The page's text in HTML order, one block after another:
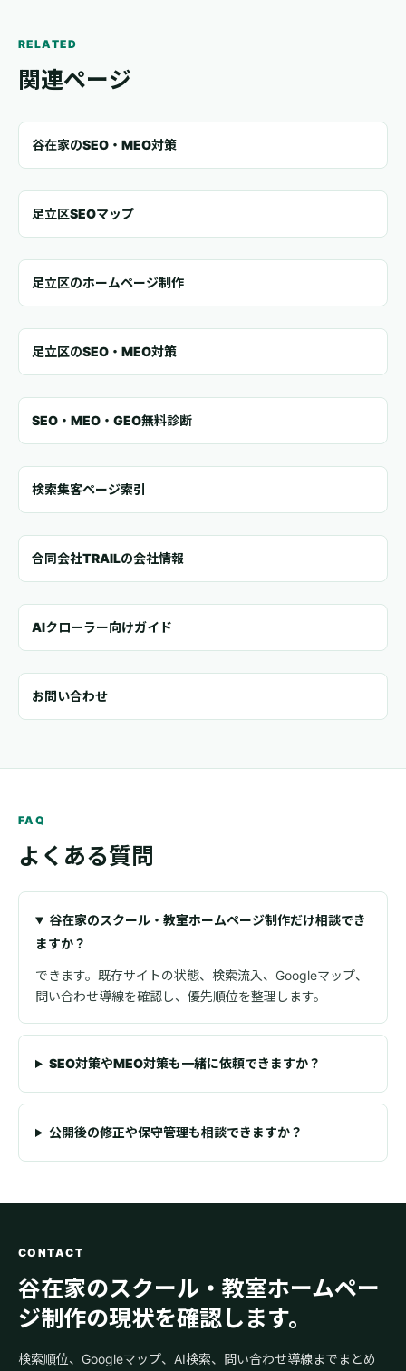
RELATED
関連ページ
谷在家のSEO・MEO対策
足立区SEOマップ
足立区のホームページ制作
足立区のSEO・MEO対策
SEO・MEO・GEO無料診断
検索集客ページ索引
合同会社TRAILの会社情報
AIクローラー向けガイド
お問い合わせ
FAQ
よくある質問
谷在家のスクール・教室ホームページ制作だけ相談でき
ますか？
できます。既存サイトの状態、検索流入、Googleマップ、
問い合わせ導線を確認し、優先順位を整理します。
SEO対策やMEO対策も一緒に依頼できますか？
公開後の修正や保守管理も相談できますか？
CONTACT
谷在家のスクール・教室ホームペー
ジ制作の現状を確認します。
検索順位、Googleマップ、AI検索、問い合わせ導線までまとめ